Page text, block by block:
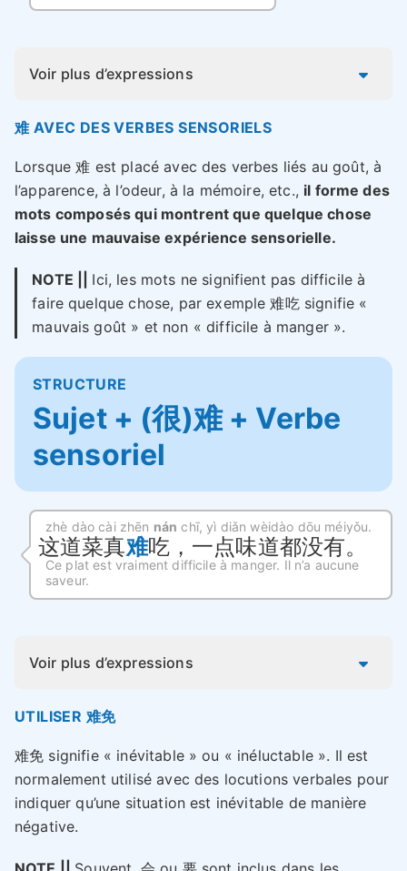
Voir plus d’expressions
难 AVEC DES VERBES SENSORIELS
Lorsque 难 est placé avec des verbes liés au goût, à
l’apparence, à l’odeur, à la mémoire, etc., il forme des
mots composés qui montrent que quelque chose
laisse une mauvaise expérience sensorielle.
NOTE || Ici, les mots ne signifient pas difficile à
faire quelque chose, par exemple 难吃 signifie «
mauvais goût » et non « difficile à manger ».
STRUCTURE
Sujet + (很)难 + Verbe
sensoriel
zhè dào cài zhēn nán chī, yì diǎn wèidào dōu méiyǒu.
这道菜真难吃，一点味道都没有。
Ce plat est vraiment difficile à manger. Il n’a aucune
saveur.
Voir plus d’expressions
UTILISER 难免
难免 signifie « inévitable » ou « inéluctable ». Il est
normalement utilisé avec des locutions verbales pour
indiquer qu’une situation est inévitable de manière
négative.